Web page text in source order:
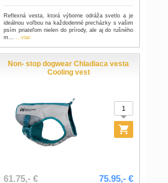
Reflexná vesta, ktorá výborne odráža svetlo a je
ideálnou voľbou na každodenné precházky s vašim
psím priateľom nielen do prírody, ale aj do rušného
m......viac
Non- stop dogwear Chladiaca vesta
Cooling vest
61.75,- € 75.95,- €